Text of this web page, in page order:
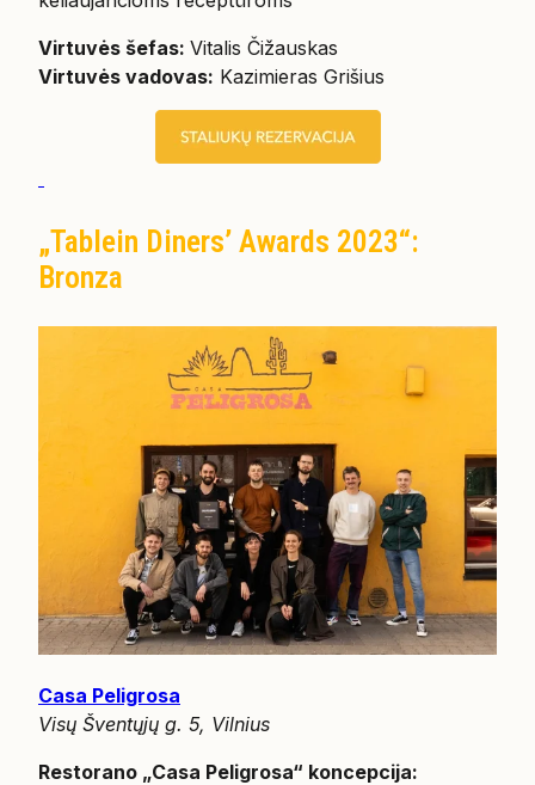
Virtuvės šefas: Vitalis Čižauskas
Virtuvės vadovas: Kazimieras Grišius
„Tablein Diners’ Awards 2023“:
Bronza
Casa Peligrosa
Visų Šventųjų g. 5, Vilnius
Restorano „Casa Peligrosa“ koncepcija: